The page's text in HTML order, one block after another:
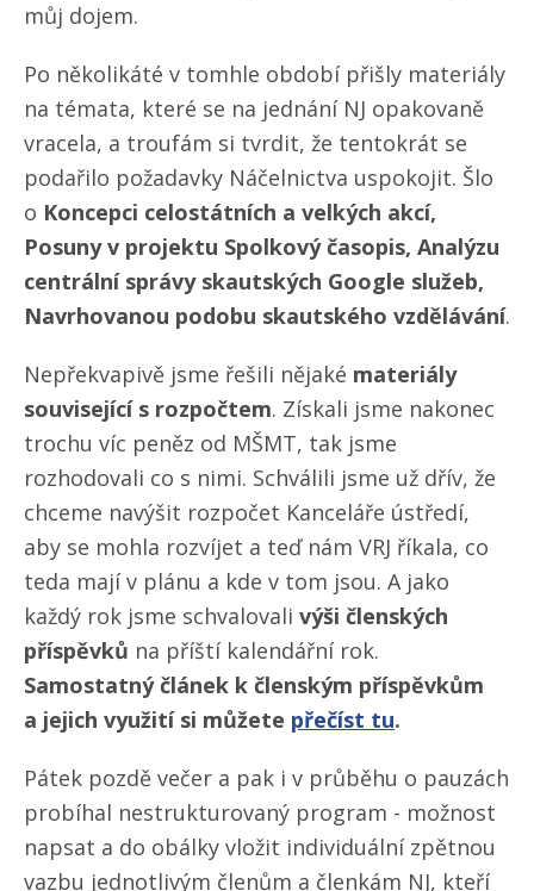
můj dojem.
Po několikáté v tomhle období přišly materiály
na témata, které se na jednání NJ opakovaně
vracela, a troufám si tvrdit, že tentokrát se
podařilo požadavky Náčelnictva uspokojit. Šlo
o Koncepci celostátních a velkých akcí,
Posuny v projektu Spolkový časopis, Analýzu
centrální správy skautských Google služeb,
Navrhovanou podobu skautského vzdělávání.
Nepřekvapivě jsme řešili nějaké materiály
související s rozpočtem. Získali jsme nakonec
trochu víc peněz od MŠMT, tak jsme
rozhodovali co s nimi. Schválili jsme už dřív, že
chceme navýšit rozpočet Kanceláře ústředí,
aby se mohla rozvíjet a teď nám VRJ říkala, co
teda mají v plánu a kde v tom jsou. A jako
každý rok jsme schvalovali výši členských
příspěvků na příští kalendářní rok.
Samostatný článek k členským příspěvkům
a jejich využití si můžete přečíst tu.
Pátek pozdě večer a pak i v průběhu o pauzách
probíhal nestrukturovaný program - možnost
napsat a do obálky vložit individuální zpětnou
vazbu jednotlivým členům a členkám NJ, kteří